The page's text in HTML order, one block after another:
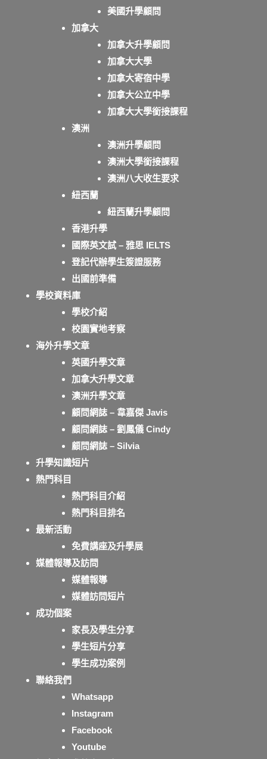
美國升學顧問
加拿大
加拿大升學顧問
加拿大大學
加拿大寄宿中學
加拿大公立中學
加拿大大學銜接課程
澳洲
澳洲升學顧問
澳洲大學銜接課程
澳洲八大收生要求
紐西蘭
紐西蘭升學顧問
香港升學
國際英文試 – 雅思 IELTS
登記代辦學生簽證服務
出國前準備
學校資料庫
學校介紹
校園實地考察
海外升學文章
英國升學文章
加拿大升學文章
澳洲升學文章
顧問網誌 – 韋嘉傑 Javis
顧問網誌 – 劉鳳儀 Cindy
顧問網誌 – Silvia
升學知識短片
熱門科目
熱門科目介紹
熱門科目排名
最新活動
免費講座及升學展
媒體報導及訪問
媒體報導
媒體訪問短片
成功個案
家長及學生分享
學生短片分享
學生成功案例
聯絡我們
Whatsapp
Instagram
Facebook
Youtube